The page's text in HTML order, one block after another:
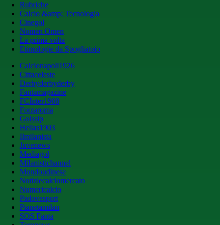
Rubriche
Calcio &amp; Tecnologia
Cinegol
Nomen Omen
La prima volta
Etimologie da Spogliatoio
Calcionapoli1926
Cittaceleste
Derbyderbyderby
Fantamagazine
FCInter1908
Forzaroma
Golssip
Hellas1903
Ilmilanista
Juvenews
Mediagol
Milanistichannel
Mondoudinese
Notiziecalciomercato
Numericalcio
Padovasport
Pianetamilan
SOS Fanta